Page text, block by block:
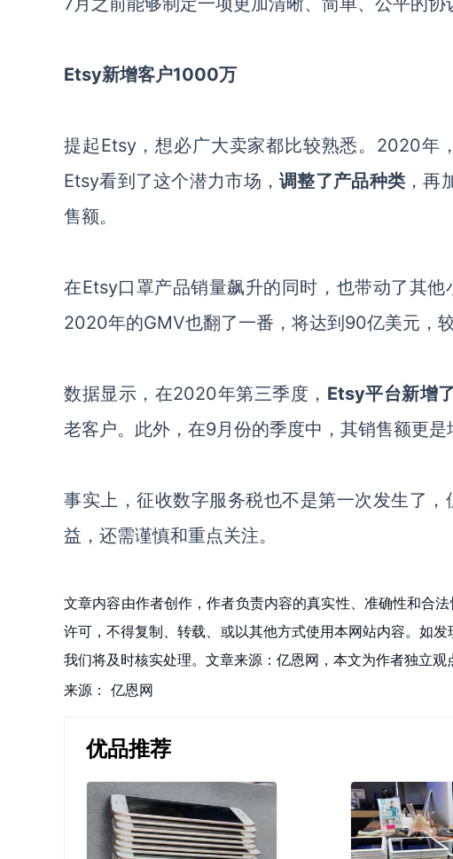
Etsy新增客户1000万
提起Etsy，想必广大卖家都比较熟悉。2020年
Etsy看到了这个潜力市场，调整了产品种类 ，再
售额。
在Etsy口罩产品销量飙升的同时，也带动了其
2020年的GMV也翻了一番，将达到90亿美元，
数据显示，在2020年第三季度， Etsy平台新增
老客户。此外，在9月份的季度中，其销售额更是
事实上，征收数字服务税也不是第一次发生了
益，还需谨慎和重点关注。
文章内容由作者创作，作者负责内容的真实性、准确性和合
许可，不得复制、转载、或以其他方式使用本网站内容。如
我们将及时核实处理。文章来源：亿恩网，本文为作者独立观
来源： 亿恩网
优品推荐